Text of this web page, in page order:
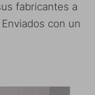
fabricantes a
Enviados con un